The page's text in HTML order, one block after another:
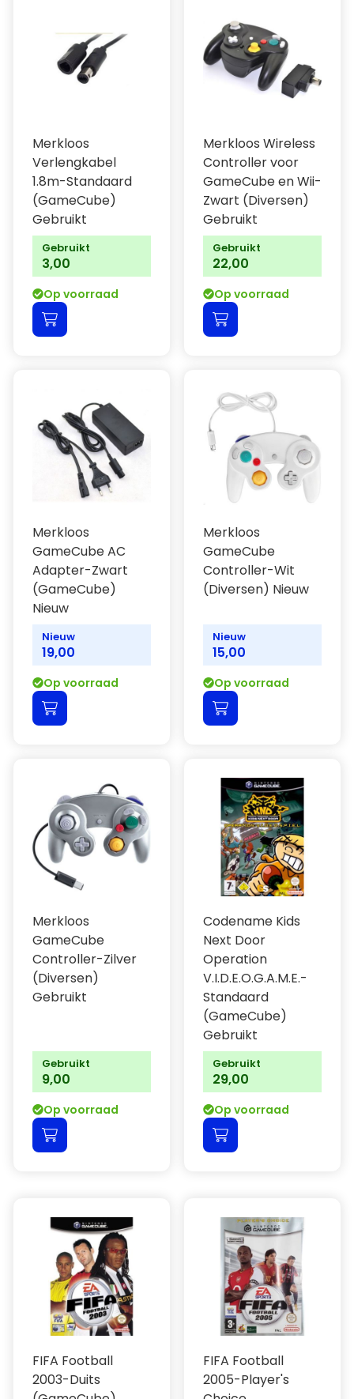
Merkloos
Verlengkabel
1.8m-Standaard
(GameCube)
Gebruikt
Gebruikt
3,00
Op voorraad
Merkloos Wireless
Controller voor
GameCube en Wii-
Zwart (Diversen)
Gebruikt
Gebruikt
22,00
Op voorraad
Merkloos
GameCube AC
Adapter-Zwart
(GameCube)
Nieuw
Nieuw
19,00
Op voorraad
Merkloos
GameCube
Controller-Wit
(Diversen) Nieuw
Nieuw
15,00
Op voorraad
Merkloos
GameCube
Controller-Zilver
(Diversen)
Gebruikt
Gebruikt
9,00
Op voorraad
Codename Kids
Next Door
Operation
V.I.D.E.O.G.A.M.E.-
Standaard
(GameCube)
Gebruikt
Gebruikt
29,00
Op voorraad
FIFA Football
2003-Duits
FIFA Football
2005-Player's